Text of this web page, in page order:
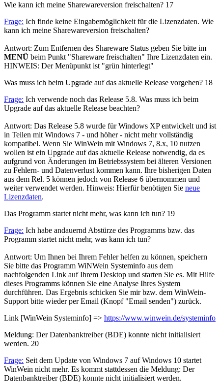
Wie kann ich meine Sharewareversion freischalten? 17
Frage: Ich finde keine Eingabemöglichkeit für die Lizenzdaten. Wie
kann ich meine Sharewareversion freischalten?
Antwort: Zum Entfernen des Shareware Status geben Sie bitte im
MENÜ beim Punkt "Shareware freischalten" Ihre Lizenzdaten ein.
HINWEIS: Der Menüpunkt ist "grün hinterlegt"
Was muss ich beim Upgrade auf das aktuelle Release vorgehen? 18
Frage: Ich verwende noch das Release 5.8. Was muss ich beim
Upgrade auf das aktuelle Release beachten?
Antwort: Das Release 5.8 wurde für Windows XP entwickelt und ist
in Teilen mit Windows 7 - und höher - nicht mehr vollständig
kompatibel. Wenn Sie WinWein mit Windows 7, 8.x, 10 nutzen
wollen ist ein Upgrade auf das aktuelle Release notwendig, da es
aufgrund von Änderungen im Betriebssystem bei älteren Versionen
zu Fehlern- und Datenverlust kommen kann. Ihre bisherigen Daten
aus dem Rel. 5 können jedoch von Release 6 übernommen und
weiter verwendet werden. Hinweis: Hierfür benötigen Sie neue
Lizenzdaten.
Das Programm startet nicht mehr, was kann ich tun? 19
Frage: Ich habe andauernd Abstürze des Programms bzw. das
Programm startet nicht mehr, was kann ich tun?
Antwort: Um Ihnen bei Ihrem Fehler helfen zu können, speichern
Sie bitte das Programm WiNWein Systeminfo aus dem
nachfolgenden Link auf Ihrem Desktop und starten Sie es. Mit Hilfe
dieses Programms können Sie eine Analyse Ihres System
durchführen. Das Ergebnis schicken Sie mir bzw. dem WinWein-
Support bitte wieder per Email (Knopf "Email senden") zurück.
Link [WinWein Systeminfo] => https://www.winwein.de/systeminfo
Meldung: Der Datenbanktreiber (BDE) konnte nicht initialisiert
werden. 20
Frage: Seit dem Update von Windows 7 auf Windows 10 startet
WinWein nicht mehr. Es kommt stattdessen die Meldung: Der
Datenbanktreiber (BDE) konnte nicht initialisiert werden.